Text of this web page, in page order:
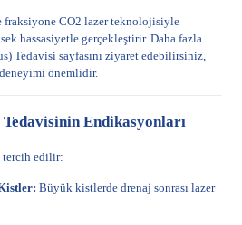
fraksiyone CO2 lazer teknolojisiyle
hassasiyetle gerçekleştirir. Daha fazla
Tedavisi sayfasını ziyaret edebilirsiniz,
önemlidir.
Endikasyonları
tercih edilir:
Büyük kistlerde drenaj sonrası lazer